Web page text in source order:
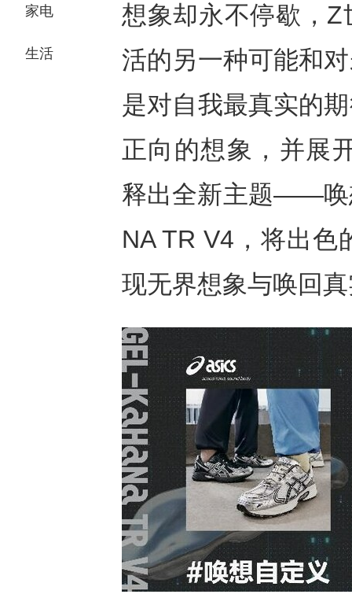
家电
生活
想象却永不停歇，
活的另一种可能和
是对自我最真实的
正向的想象，并展
释出全新主题——唤
NA TR V4，将出
现无界想象与唤回